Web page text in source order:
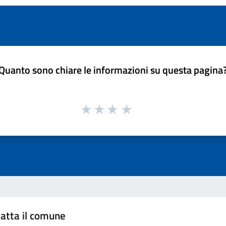
sono chiare le informazioni su questa
il comune